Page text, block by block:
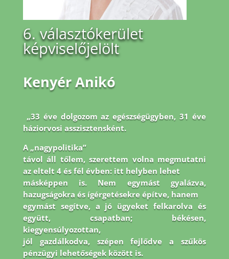
6. választókerület
képviselőjelölt
Kenyér Anikó
„33 éve dolgozom az egészségügyben, 31 éve
háziorvosi asszisztensként.
A „nagypolitika”
távol áll tőlem, szerettem volna megmutatni
az eltelt 4 és fél évben: itt helyben lehet
másképpen is. Nem egymást gyalázva,
hazugságokra és ígérgetésekre építve, hanem
egymást segítve, a jó ügyeket felkarolva és
együtt, csapatban; békésen,
kiegyensúlyozottan,
jól gazdálkodva, szépen fejlődve a szűkös
pénzügyi lehetőségek között is.